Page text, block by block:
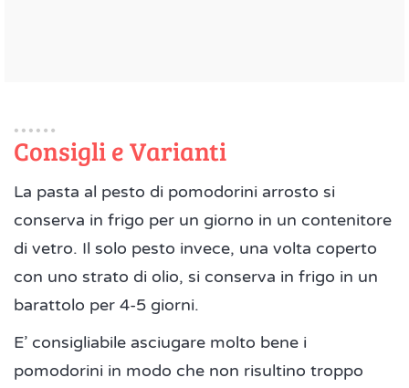
Consigli e Varianti
La pasta al pesto di pomodorini arrosto si
conserva in frigo per un giorno in un contenitore
di vetro. Il solo pesto invece, una volta coperto
con uno strato di olio, si conserva in frigo in un
barattolo per 4-5 giorni.
E’ consigliabile asciugare molto bene i
pomodorini in modo che non risultino troppo